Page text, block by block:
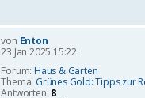
von Enton
23 Jan 2025 15:22
Forum: Haus & Garten
Thema: Grünes Gold: Tipps zur
Antworten: 8